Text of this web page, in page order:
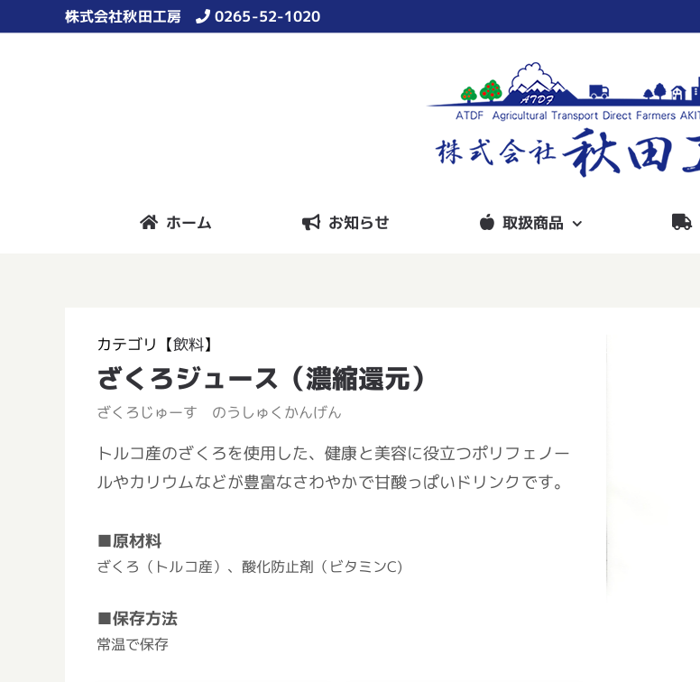
株式会社秋田工房 0265-52-1020
ホーム お知らせ 取扱商品
カテゴリ【飲料】
ざくろジュース（濃縮還元）
ざくろじゅーす のうしゅくかんげん
トルコ産のざくろを使用した、健康と美容に役立つポリフェノー
ルやカリウムなどが豊富なさわやかで甘酸っぱいドリンクです。
■原材料
ざくろ（トルコ産）、酸化防止剤（ビタミンC)
■保存方法
常温で保存